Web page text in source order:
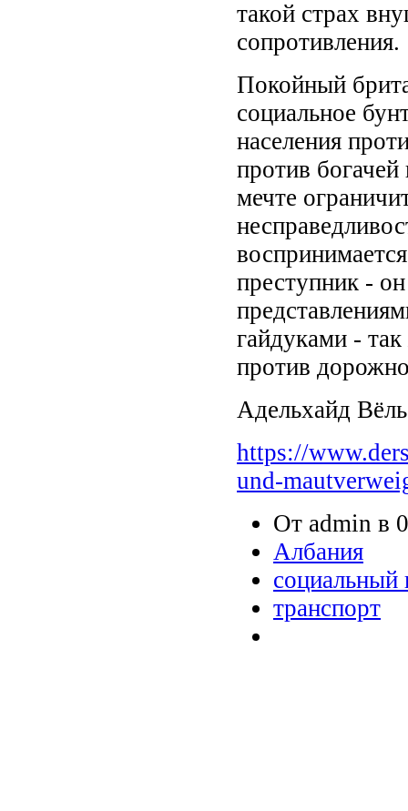
такой страх
сопротивления.
Покойный
социальное
населения
против
мечте
преступник -
гайдуками -
против
Адельхайд
https://
und-
От admin в
Албания
социальный
транспорт